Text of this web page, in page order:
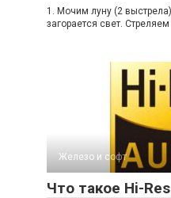
1. Мочим луну (2
загорается свет.
Железо и софт
Что такое Hi-